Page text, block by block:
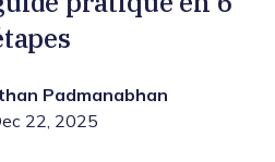
Padmanabhan
22, 2025